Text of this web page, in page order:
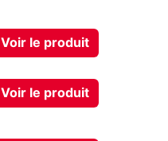
Voir le produit
Voir le produit